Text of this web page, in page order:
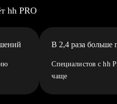
hh PRO
В 2,4 раза больше
Специалистов с hh
чаще